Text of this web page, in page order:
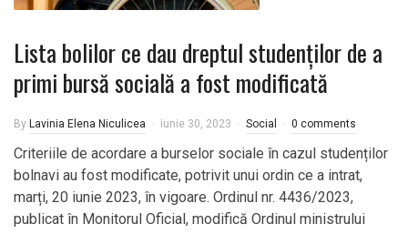
Lista bolilor ce dau dreptul studenţilor de a
primi bursă socială a fost modificată
By Lavinia Elena Niculicea iunie 30, 2023 Social 0 comments
Criteriile de acordare a burselor sociale în cazul studenților
bolnavi au fost modificate, potrivit unui ordin ce a intrat,
marți, 20 iunie 2023, în vigoare. Ordinul nr. 4436/2023,
publicat în Monitorul Oficial, modifică Ordinul ministrului